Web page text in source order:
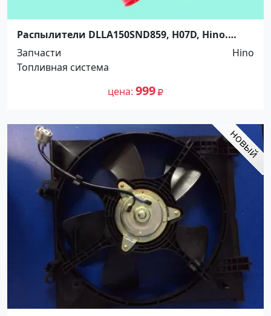
Распылители DLLA150SND859, H07D, Hino.
5264720 Краснодар
Запчасти
Hino
Топливная система
цена 999